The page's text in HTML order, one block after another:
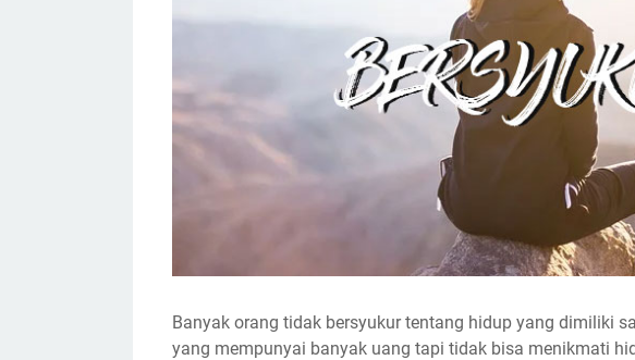
Banyak orang tidak bersyukur tentang hidup yang dimiliki
yang mempunyai banyak uang tapi tidak bisa menikmati